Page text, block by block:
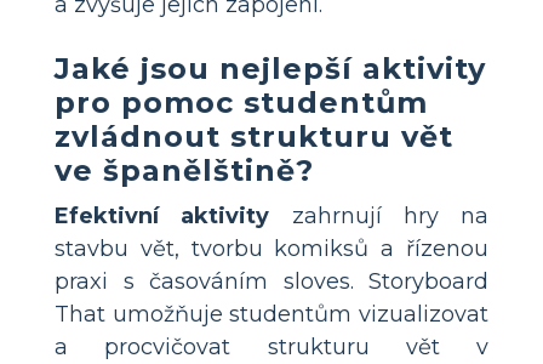
Jaké jsou nejlepší aktivity
pro pomoc studentům
zvládnout strukturu vět
ve španělštině?
Efektivní aktivity zahrnují hry na
stavbu vět, tvorbu komiksů a řízenou
praxi s časováním sloves. Storyboard
That umožňuje studentům vizualizovat
a procvičovat strukturu vět v